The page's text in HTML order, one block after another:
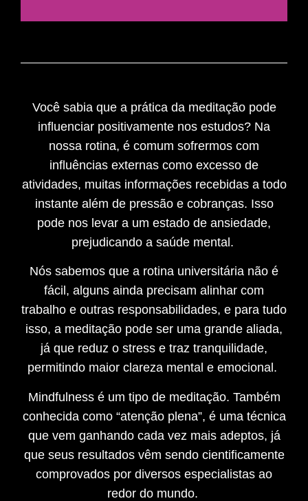
Você sabia que a prática da meditação pode
influenciar positivamente nos estudos? Na
nossa rotina, é comum sofrermos com
influências externas como excesso de
atividades, muitas informações recebidas a todo
instante além de pressão e cobranças. Isso
pode nos levar a um estado de ansiedade,
prejudicando a saúde mental.
Nós sabemos que a rotina universitária não é
fácil, alguns ainda precisam alinhar com
trabalho e outras responsabilidades, e para tudo
isso, a meditação pode ser uma grande aliada,
já que reduz o stress e traz tranquilidade,
permitindo maior clareza mental e emocional.
Mindfulness é um tipo de meditação. Também
conhecida como “atenção plena”, é uma técnica
que vem ganhando cada vez mais adeptos, já
que seus resultados vêm sendo cientificamente
comprovados por diversos especialistas ao
redor do mundo.